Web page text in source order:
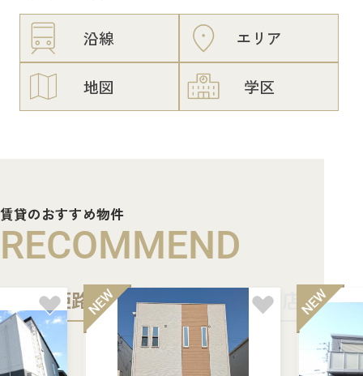
沿線 エリア
地図 学区
賃貸のおすすめ物件
RECOMMEND
姫路中央店 加古川店